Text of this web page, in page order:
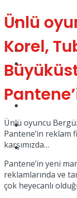
TV
Kadınca
Sinema
Tatil
Podcast
Ünlü
Korel,
Ünlü oyuncu
Pantene’in reklam
karşımızda…
Pantene’in yeni
reklamlarında ve
çok heyecanlı